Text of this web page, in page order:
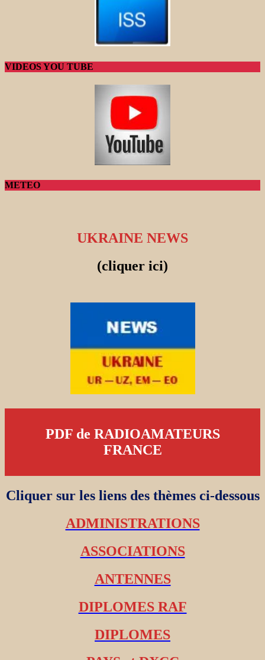
VIDEOS YOU TUBE
METEO
UKRAINE NEWS
(cliquer ici)
PDF de RADIOAMATEURS
FRANCE
Cliquer sur les liens des thèmes ci-dessous
ADMINISTRATIONS
ASSOCIATIONS
ANTENNES
DIPLOMES RAF
DIPLOMES